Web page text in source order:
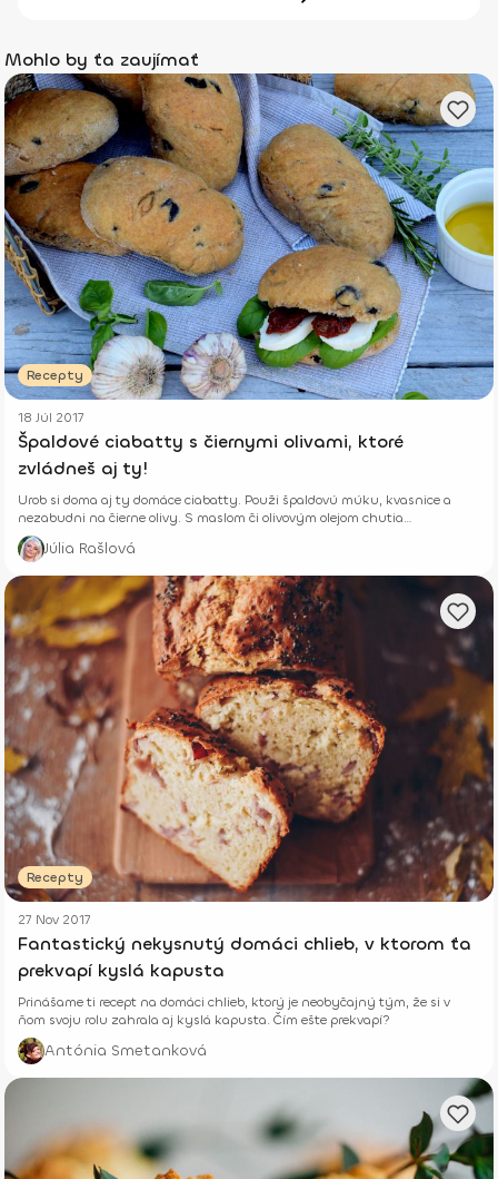
Mohlo by ťa zaujímať
Recepty
18 Júl 2017
Špaldové ciabatty s čiernymi olivami, ktoré
zvládneš aj ty!
Urob si doma aj ty domáce ciabatty. Použi špaldovú múku, kvasnice a
nezabudni na čierne olivy. S maslom či olivovým olejom chutia
fantasticky!
Júlia Rašlová
Recepty
27 Nov 2017
Fantastický nekysnutý domáci chlieb, v ktorom ťa
prekvapí kyslá kapusta
Prinášame ti recept na domáci chlieb, ktorý je neobyčajný tým, že si v
ňom svoju rolu zahrala aj kyslá kapusta. Čím ešte prekvapí?
Antónia Smetanková